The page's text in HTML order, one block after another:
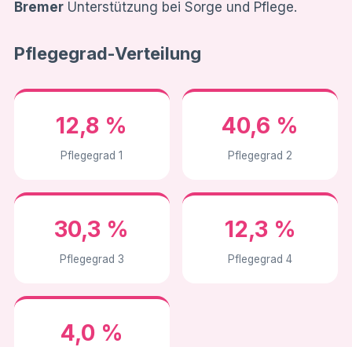
BremerUnterstützung bei Sorge und Pflege.
Pflegegrad-Verteilung
12,8 %
Pflegegrad 1
40,6 %
Pflegegrad 2
30,3 %
Pflegegrad 3
12,3 %
Pflegegrad 4
4,0 %